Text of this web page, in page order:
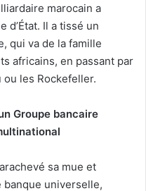
marocain a
d’État. Il a tissé un
qui va de la famille
africains, en passant par
ou les Rockefeller.
Groupe bancaire
sa mue et
banque universelle,